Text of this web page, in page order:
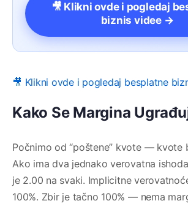
🎥 Klikni ovde i pogledaj
biznis videe →
🎥 Klikni ovde i pogledaj besplatne
Kako Se Margina
Počnimo od “poštene” kvote — kvote
Ako ima dva jednako verovatna
je 2.00 na svaki. Implicitne
100%. Zbir je tačno 100% — nema